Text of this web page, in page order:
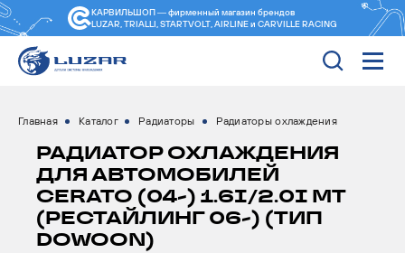
КАРВИЛЬШОП — фирменный магазин брендов
LUZAR, TRIALLI, STARTVOLT, AIRLINE и CARVILLE RACING
Главная Каталог Радиаторы Радиаторы охлаждения
РАДИАТОР ОХЛАЖДЕНИЯ
ДЛЯ АВТОМОБИЛЕЙ
CERATO (04-) 1.6I/2.0I MT
(РЕСТАЙЛИНГ 06-) (ТИП
DOWOON)